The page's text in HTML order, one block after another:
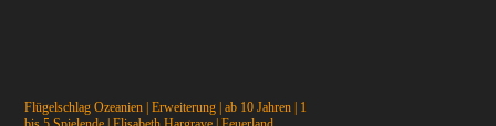
Flügelschlag Ozeanien | Erweiterung | ab 10 Jahren | 1